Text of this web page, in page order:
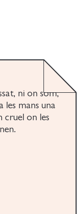
ni on som,
les mans una
cruel on les